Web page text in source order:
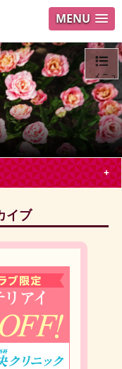
MENU
メニュ
ログイ
Search
平野紫耀
ろんNumber_iも！最
ろしくお願いしま
3101
ー 6
イブ